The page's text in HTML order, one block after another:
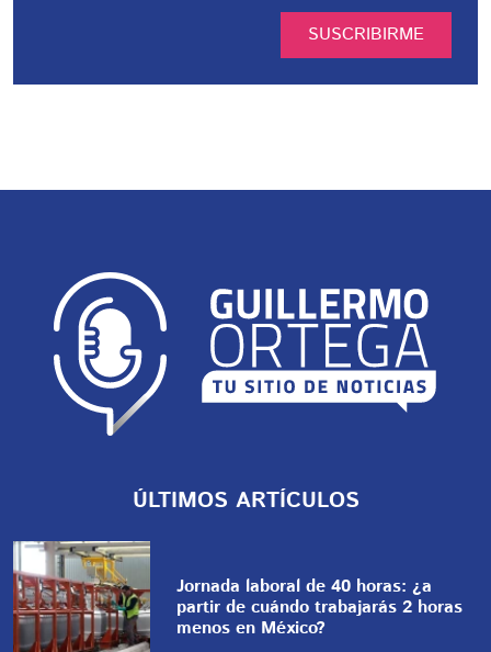
SUSCRIBIRME
ÚLTIMOS ARTÍCULOS
Jornada laboral de 40 horas: ¿a
partir de cuándo trabajarás 2 horas
menos en México?